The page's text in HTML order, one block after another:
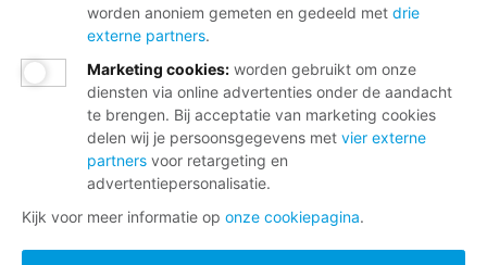
worden anoniem gemeten en gedeeld met drie
externe partners.
Marketing cookies: worden gebruikt om onze
diensten via online advertenties onder de aandacht
te brengen. Bij acceptatie van marketing cookies
delen wij je persoonsgegevens met vier externe
partners voor retargeting en
advertentiepersonalisatie.
Kijk voor meer informatie op onze cookiepagina.